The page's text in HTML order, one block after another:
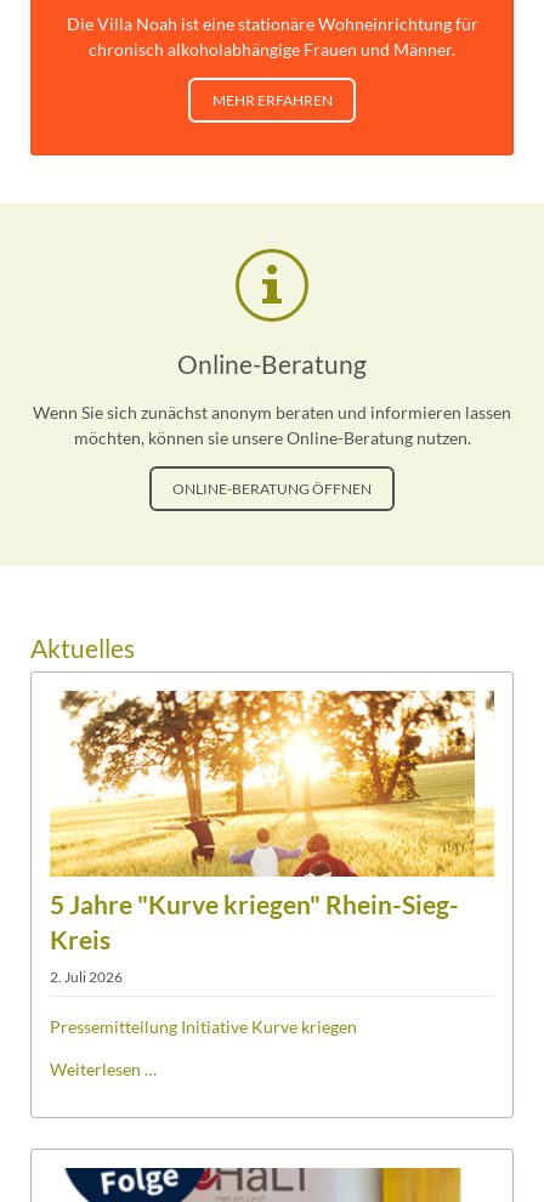
Die Villa Noah ist eine stationäre Wohneinrichtung für
chronisch alkoholabhängige Frauen und Männer.
MEHR ERFAHREN
Online-Beratung
Wenn Sie sich zunächst anonym beraten und informieren lassen
möchten, können sie unsere Online-Beratung nutzen.
ONLINE-BERATUNG ÖFFNEN
Aktuelles
5 Jahre "Kurve kriegen" Rhein-Sieg-
Kreis
2. Juli 2026
Pressemitteilung Initiative Kurve kriegen
Weiterlesen …
"Kurve
kriegen"
Rhein-
Sieg-